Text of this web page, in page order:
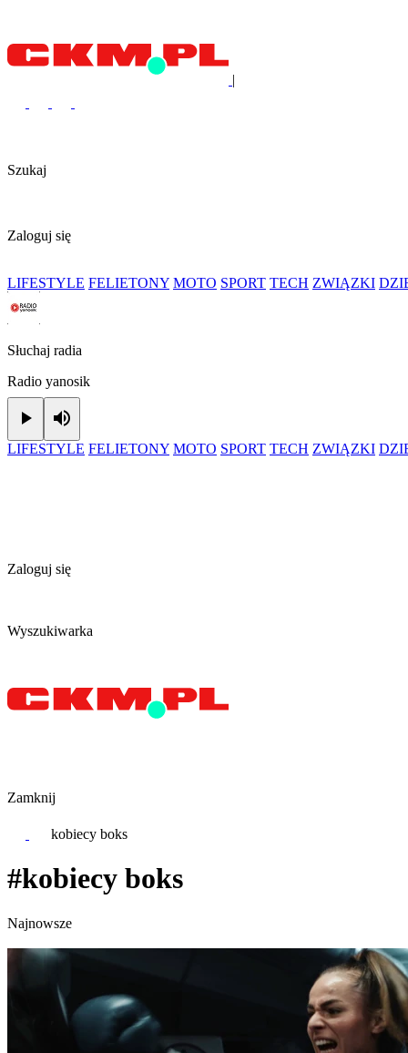
|
Szukaj
Zaloguj się
LIFESTYLE FELIETONY MOTO SPORT TECH ZWIĄZKI
Słuchaj radia
Radio yanosik
Play
LIFESTYLE FELIETONY MOTO SPORT TECH ZWIĄZKI
Zaloguj się
Wyszukiwarka
Zamknij
kobiecy boks
#kobiecy boks
Najnowsze